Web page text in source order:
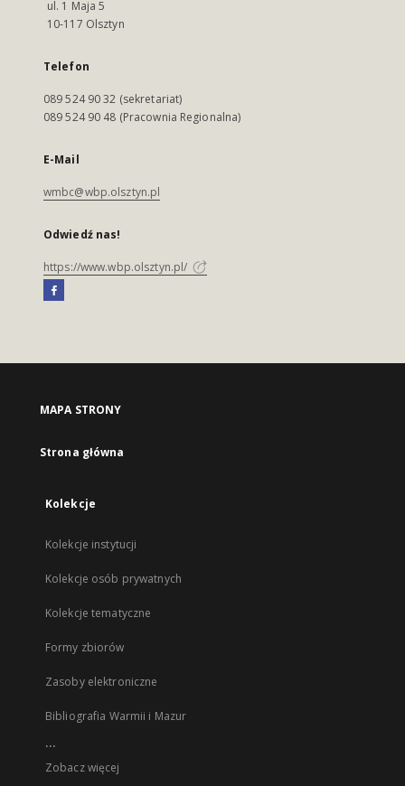
ul. 1 Maja 5
10-117 Olsztyn
Telefon
089 524 90 32 (sekretariat)
089 524 90 48 (Pracownia Regionalna)
E-Mail
wmbc@wbp.olsztyn.pl
Odwiedź nas!
https://www.wbp.olsztyn.pl/
MAPA STRONY
Strona główna
Kolekcje
Kolekcje instytucji
Kolekcje osób prywatnych
Kolekcje tematyczne
Formy zbiorów
Zasoby elektroniczne
Bibliografia Warmii i Mazur
...
Zobacz więcej